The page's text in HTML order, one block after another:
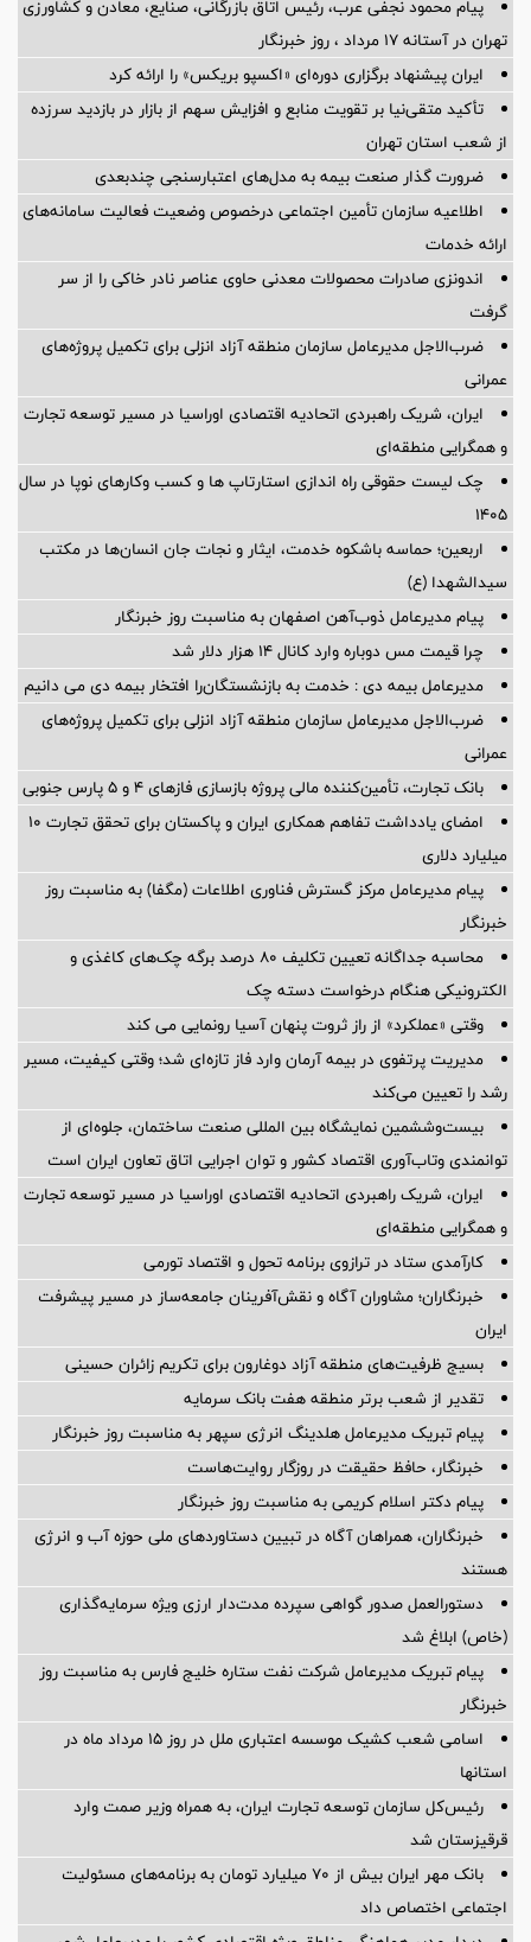
تورمی
رکورد تولید آمونیاک پتروشیمی هنگام در شرایط جنگی شکسته شد
نایب‌رئیس اتاق ایران راهی باکو شد
پیام محمود نجفی عرب، رئیس اتاق بازرگانی، صنایع، معادن و کشاورزی
تهران در آستانه 17 مرداد ، روز خبرنگار
ایران پیشنهاد برگزاری دوره‌ای «اکسپو بریکس» را ارائه کرد
تأکید متقی‌نیا بر تقویت منابع و افزایش سهم از بازار در بازدید سرزده
از شعب استان تهران
اطلاعیه سازمان تأمین اجتماعی درخصوص وضعیت فعالیت سامانه‌های
ارائه خدمات
اندونزی صادرات محصولات معدنی حاوی عناصر نادر خاکی را از سر
گرفت
ضرب‌الاجل مدیرعامل سازمان منطقه آزاد انزلی برای تكمیل پروژه‌های
عمرانی
ایران، شریک راهبردی اتحادیه اقتصادی اوراسیا در مسیر توسعه تجارت
و همگرایی منطقه‌ای
چک لیست حقوقی راه اندازی استارتاپ ها و کسب وکارهای نوپا در سال
۱۴۰۵
اربعین؛ حماسه باشکوه خدمت، ایثار و نجات جان انسان‌ها در مکتب
سیدالشهدا (ع)
پیام مدیرعامل ذوب‌آهن اصفهان به مناسبت روز خبرنگار
چرا قیمت مس دوباره وارد کانال ۱۴ هزار دلار شد
مدیرعامل بیمه دی : خدمت به بازنشستگان‌را افتخار بیمه دی می دانیم
ضرب‌الاجل مدیرعامل سازمان منطقه آزاد انزلی برای تكمیل پروژه‌های
عمرانی
بانک تجارت، تأمین‌کننده مالی پروژه بازسازی فازهای ۴ و ۵ پارس جنوبی
امضای یادداشت تفاهم همکاری ایران و پاکستان برای تحقق تجارت ۱۰
میلیارد دلاری
پیام مدیرعامل مرکز گسترش فناوری اطلاعات (مگفا) به مناسبت روز
خبرنگار
الکترونیکی هنگام درخواست دسته چک
وقتی «عملکرد» از راز ثروت پنهان آسیا رونمایی می کند
مدیریت پرتفوی در بیمه آرمان وارد فاز تازه‌ای شد؛ وقتی کیفیت، مسیر
رشد را تعیین می‌کند
بیست‌وششمین نمایشگاه بین المللی صنعت ساختمان، جلوه‌ای از
توانمندی وتاب‌آوری اقتصاد کشور و توان اجرایی اتاق تعاون ایران است
و همگرایی منطقه‌ای
کارآمدی ستاد در ترازوی برنامه تحول و اقتصاد تورمی
خبرنگاران؛ مشاوران آگاه و نقش‌آفرینان جامعه‌ساز در مسیر پیشرفت
ایران
بسیج ظرفیت‌های منطقه آزاد دوغارون برای تکریم زائران حسینی
تقدیر از شعب برتر منطقه هفت بانک سرمایه
خبرنگار، حافظ حقیقت در روزگار روایت‌هاست
پیام دکتر اسلام کریمی به مناسبت روز خبرنگار
خبرنگاران، همراهان آگاه در تبیین دستاوردهای ملی حوزه آب و انرژی
هستند
دستورالعمل صدور گواهی سپرده مدت‌دار ارزی ویژه سرمایه‌گذاری
(خاص) ابلاغ شد
پیام تبریک مدیرعامل شرکت نفت ستاره خلیج فارس به مناسبت روز
خبرنگار
اسامی شعب کشیک موسسه اعتباری ملل در روز 15 مرداد ماه در
استانها
رئیس‌کل سازمان توسعه تجارت ایران، به همراه وزیر صمت وارد